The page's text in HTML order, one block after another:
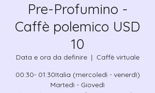
Pre-Profumino -
Caffè polemico USD
10
Data e ora da definire
  |
Caffè virtuale
00:30- 01:30Italia (mercoledì - venerdì)
Martedì - Giovedì